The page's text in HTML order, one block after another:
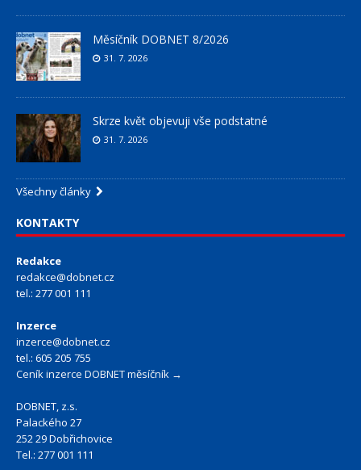
Měsíčník DOBNET 8/2026
31. 7. 2026
Skrze květ objevuji vše podstatné
31. 7. 2026
Všechny články
KONTAKTY
Redakce
redakce@dobnet.cz
tel.: 277 001 111
Inzerce
inzerce@dobnet.cz
tel.: 605 205 755
Ceník inzerce DOBNET měsíčník →
DOBNET, z.s.
Palackého 27
252 29 Dobřichovice
Tel.: 277 001 111